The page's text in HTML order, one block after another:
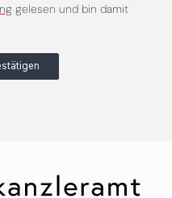
gelesen und bin damit